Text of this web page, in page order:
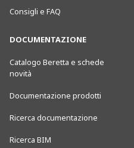
Consigli e FAQ
DOCUMENTAZIONE
Catalogo Beretta e schede
novità
Documentazione prodotti
Ricerca documentazione
Ricerca BIM